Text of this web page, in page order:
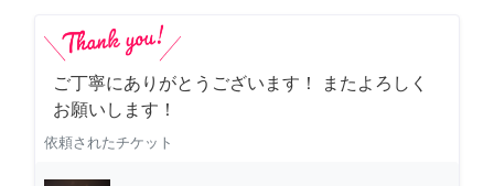
ご丁寧にありがとうございます！ またよろしく
お願いします！
依頼されたチケット